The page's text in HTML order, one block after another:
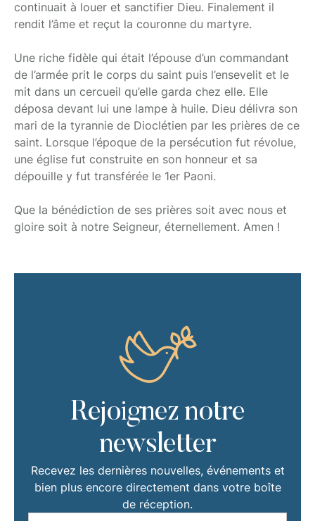
continuait à louer et sanctifier Dieu. Finalement il
rendit l’âme et reçut la couronne du martyre.
Une riche fidèle qui était l’épouse d’un commandant
de l’armée prit le corps du saint puis l’ensevelit et le
mit dans un cercueil qu’elle garda chez elle. Elle
déposa devant lui une lampe à huile. Dieu délivra son
mari de la tyrannie de Dioclétien par les prières de ce
saint. Lorsque l’époque de la persécution fut révolue,
une église fut construite en son honneur et sa
dépouille y fut transférée le 1er Paoni.
Que la bénédiction de ses prières soit avec nous et
gloire soit à notre Seigneur, éternellement. Amen !
Rejoignez notre
newsletter
Recevez les dernières nouvelles, événements et
bien plus encore directement dans votre boîte
de réception.